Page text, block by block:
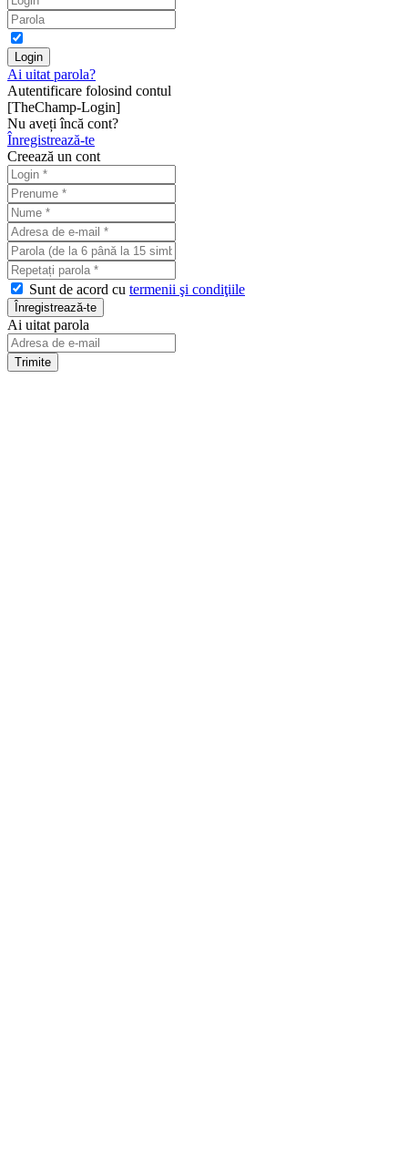
Ai uitat parola?
Autentificare folosind contul
[TheChamp-Login]
Nu aveți încă cont?
Înregistrează-te
Creează un cont
Sunt de acord cu termenii şi condiţiile
Ai uitat parola